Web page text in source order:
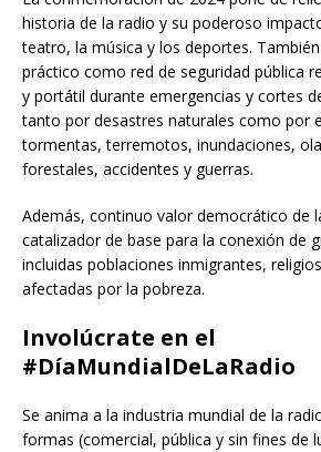
historia de la radio y su poderoso
teatro, la música y los deportes.
práctico como red de seguridad pública
y portátil durante emergencias y cortes
tanto por desastres naturales como por
tormentas, terremotos, inundaciones,
forestales, accidentes y guerras.
Además, continuo valor democrático de
catalizador de base para la conexión de
incluidas poblaciones inmigrantes,
afectadas por la pobreza.
Involúcrate en el
#DíaMundialDeLaRadio
Se anima a la industria mundial de la
formas (comercial, pública y sin fines de